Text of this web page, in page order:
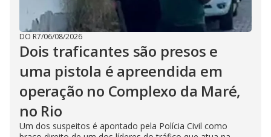
DO R7/06/08/2026
Dois traficantes são presos e
uma pistola é apreendida em
operação no Complexo da Maré,
no Rio
Um dos suspeitos é apontado pela Polícia Civil como